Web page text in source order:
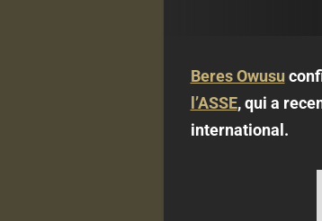
Beres Owusu
l’ASSE, qui a
international.